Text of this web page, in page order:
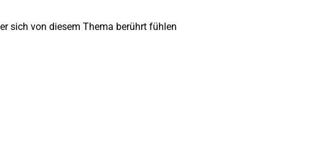
sich von diesem Thema berührt fühlen